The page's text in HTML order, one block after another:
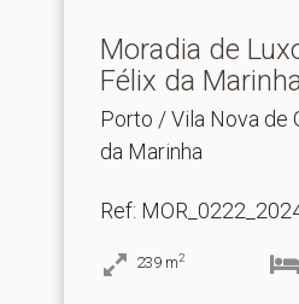
Moradia de
Félix da
Porto / Vila Nova de
da Marinha
Ref:
239 m2